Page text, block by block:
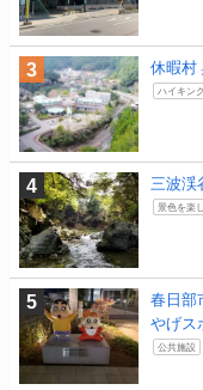
休暇村
ハイキン
三波渓
景色を楽
春日部
やげス
公共施設